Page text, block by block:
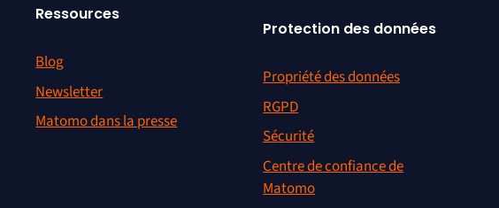
Ressources
Blog
Newsletter
Matomo dans la presse
Protection des données
Propriété des données
RGPD
Sécurité
Centre de confiance de
Matomo